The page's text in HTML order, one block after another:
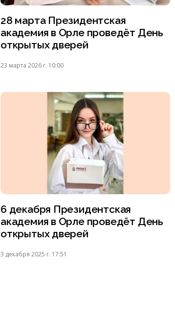
28 марта Президентская
академия в Орле проведёт День
открытых дверей
23 марта 2026 г. 10:00
6 декабря Президентская
академия в Орле проведёт День
открытых дверей
3 декабря 2025 г. 17:51